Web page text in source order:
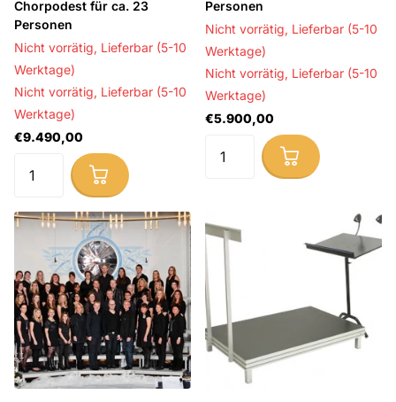
Chorpodest für ca. 23
Personen
Nicht vorrätig, Lieferbar (5-10
Werktage)
Nicht vorrätig, Lieferbar (5-10
Werktage)
€9.490,00
Personen
Nicht vorrätig, Lieferbar (5-10
Werktage)
Nicht vorrätig, Lieferbar (5-10
Werktage)
€5.900,00